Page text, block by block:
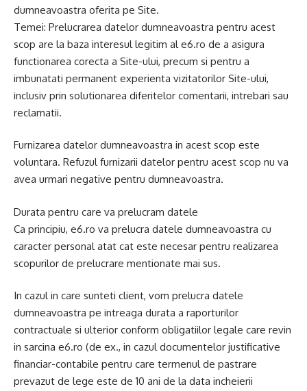
dumneavoastra oferita pe Site.
Temei: Prelucrarea datelor dumneavoastra pentru acest
scop are la baza interesul legitim al e6.ro de a asigura
functionarea corecta a Site-ului, precum si pentru a
imbunatati permanent experienta vizitatorilor Site-ului,
inclusiv prin solutionarea diferitelor comentarii, intrebari sau
reclamatii.
Furnizarea datelor dumneavoastra in acest scop este
voluntara. Refuzul furnizarii datelor pentru acest scop nu va
avea urmari negative pentru dumneavoastra.
Durata pentru care va prelucram datele
Ca principiu, e6.ro va prelucra datele dumneavoastra cu
caracter personal atat cat este necesar pentru realizarea
scopurilor de prelucrare mentionate mai sus.
In cazul in care sunteti client, vom prelucra datele
dumneavoastra pe intreaga durata a raporturilor
contractuale si ulterior conform obligatiilor legale care revin
in sarcina e6.ro (de ex., in cazul documentelor justificative
financiar-contabile pentru care termenul de pastrare
prevazut de lege este de 10 ani de la data incheierii